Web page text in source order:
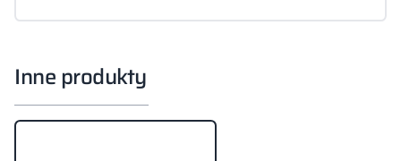
Inne produkty